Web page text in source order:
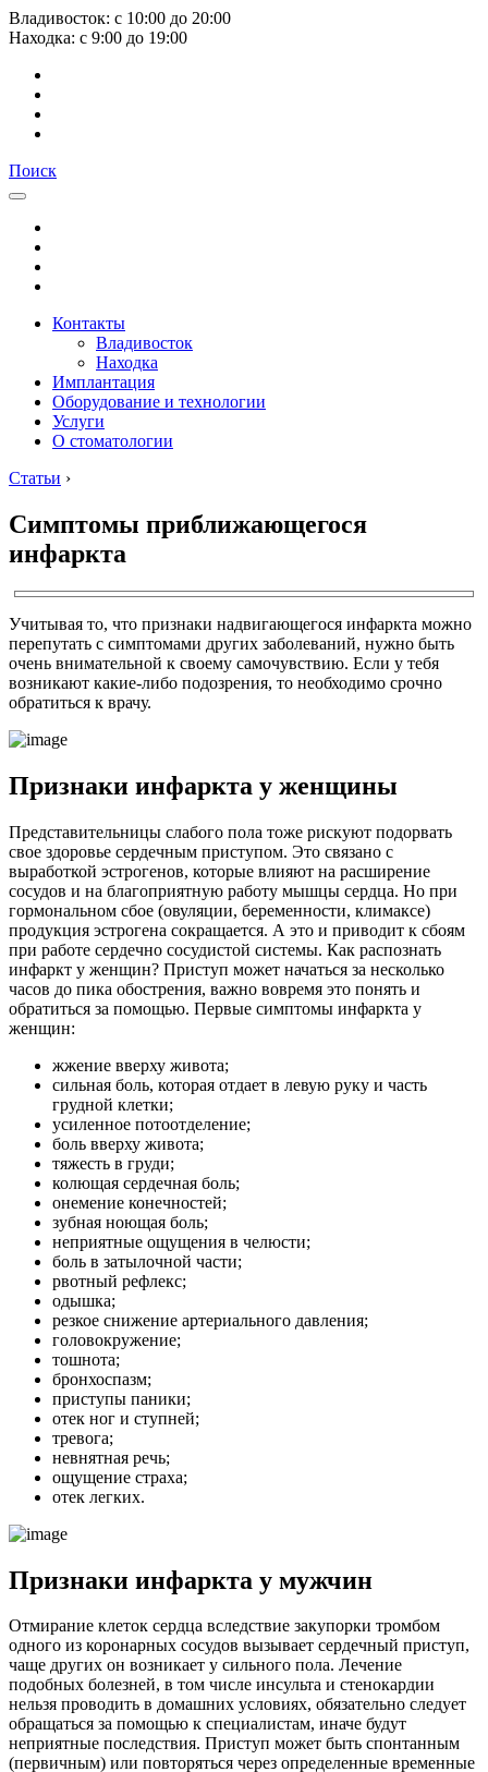
Владивосток: с 10:00 до 20:00
Находка: с 9:00 до 19:00
Поиск
Контакты
Владивосток
Находка
Имплантация
Оборудование и технологии
Услуги
О стоматологии
Статьи ›
Симптомы приближающегося
инфаркта
Учитывая то, что признаки надвигающегося инфаркта можно
перепутать с симптомами других заболеваний, нужно быть
очень внимательной к своему самочувствию. Если у тебя
возникают какие-либо подозрения, то необходимо срочно
обратиться к врачу.
Признаки инфаркта у женщины
Представительницы слабого пола тоже рискуют подорвать
свое здоровье сердечным приступом. Это связано с
выработкой эстрогенов, которые влияют на расширение
сосудов и на благоприятную работу мышцы сердца. Но при
гормональном сбое (овуляции, беременности, климаксе)
продукция эстрогена сокращается. А это и приводит к сбоям
при работе сердечно сосудистой системы. Как распознать
инфаркт у женщин? Приступ может начаться за несколько
часов до пика обострения, важно вовремя это понять и
обратиться за помощью. Первые симптомы инфаркта у
женщин:
жжение вверху живота;
сильная боль, которая отдает в левую руку и часть
грудной клетки;
усиленное потоотделение;
боль вверху живота;
тяжесть в груди;
колющая сердечная боль;
онемение конечностей;
зубная ноющая боль;
неприятные ощущения в челюсти;
боль в затылочной части;
рвотный рефлекс;
одышка;
резкое снижение артериального давления;
головокружение;
тошнота;
бронхоспазм;
приступы паники;
отек ног и ступней;
тревога;
невнятная речь;
ощущение страха;
отек легких.
Признаки инфаркта у мужчин
Отмирание клеток сердца вследствие закупорки тромбом
одного из коронарных сосудов вызывает сердечный приступ,
чаще других он возникает у сильного пола. Лечение
подобных болезней, в том числе инсульта и стенокардии
нельзя проводить в домашних условиях, обязательно следует
обращаться за помощью к специалистам, иначе будут
неприятные последствия. Приступ может быть спонтанным
(первичным) или повторяться через определенные временные